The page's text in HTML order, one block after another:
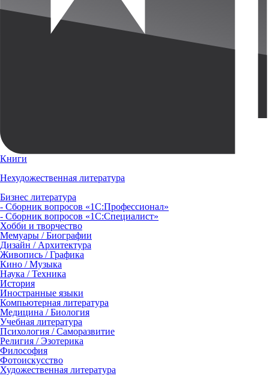
Книги
Нехудожественная литература
Бизнес литература
- Сборник вопросов «1С:Профессионал»
- Сборник вопросов «1С:Специалист»
Хобби и творчество
Мемуары / Биографии
Дизайн / Архитектура
Живопись / Графика
Кино / Музыка
Наука / Техника
История
Иностранные языки
Компьютерная литература
Медицина / Биология
Учебная литература
Психология / Саморазвитие
Религия / Эзотерика
Философия
Фотоискусство
Художественная литература